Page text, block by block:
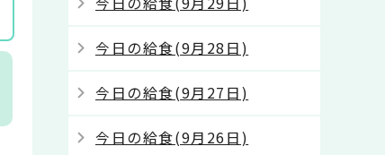
今日の給食(9月28日)
今日の給食(9月27日)
今日の給食(9月26日)